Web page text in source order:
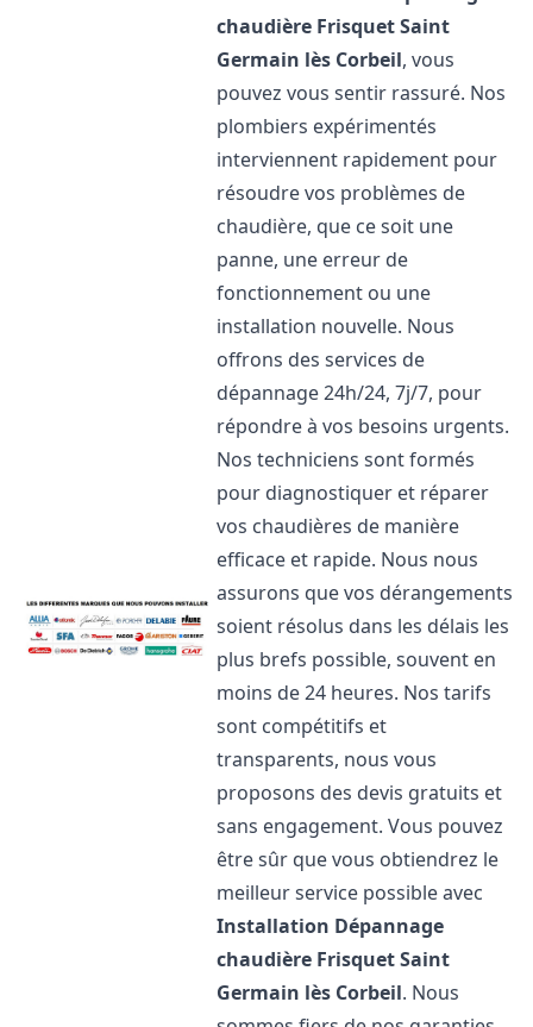
chaudière FrisquetSaint
Germain lès Corbeil, vous
pouvez vous sentir rassuré. Nos
plombiers expérimentés
interviennent rapidement pour
résoudre vos problèmes de
chaudière, que ce soit une
panne, une erreur de
fonctionnement ou une
installation nouvelle. Nous
offrons des services de
dépannage 24h/24, 7j/7, pour
répondre à vos besoins urgents.
Nos techniciens sont formés
pour diagnostiquer et réparer
vos chaudières de manière
efficace et rapide. Nous nous
assurons que vos dérangements
soient résolus dans les délais les
plus brefs possible, souvent en
moins de 24 heures. Nos tarifs
sont compétitifs et
transparents, nous vous
proposons des devis gratuits et
sans engagement. Vous pouvez
être sûr que vous obtiendrez le
meilleur service possible avec
Installation Dépannage
chaudière FrisquetSaint
Germain lès Corbeil. Nous